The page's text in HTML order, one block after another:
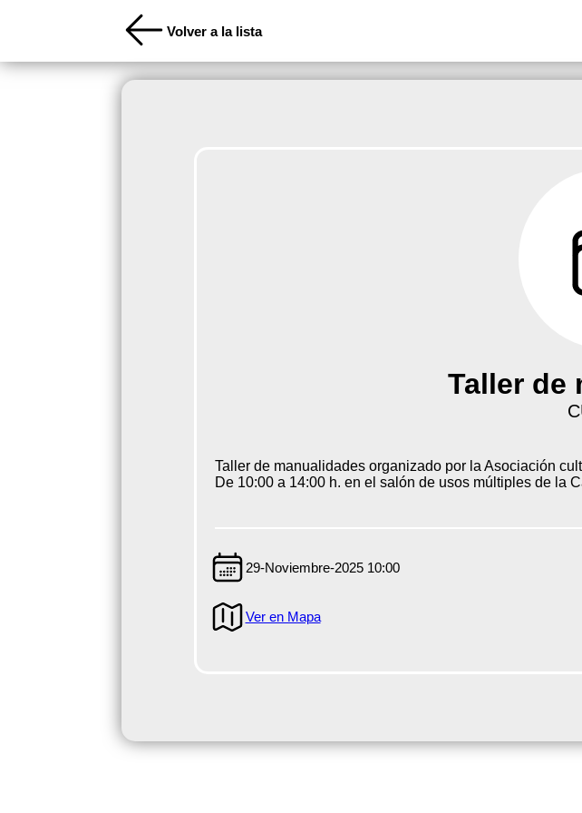
Volver a la lista
Taller de
Taller de manualidades organizado por la Asociación
De 10:00 a 14:00 h. en el salón de usos múltiples de la
29-Noviembre-2025 10:00
Ver en Mapa